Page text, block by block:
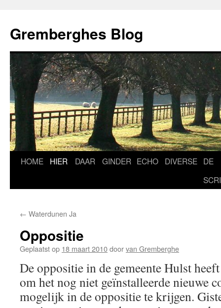
de
inhoud
Gremberghes Blog
HOME HIER DAAR GINDER ECHO DIVERSE DE
← Waterdunen Ja
Oppositie
Geplaatst op 18 maart 2010doorvan Gremberghe
De oppositie in de gemeente Hulst
om het nog niet geïnstalleerde nieuwe
mogelijk in de oppositie te krijgen.